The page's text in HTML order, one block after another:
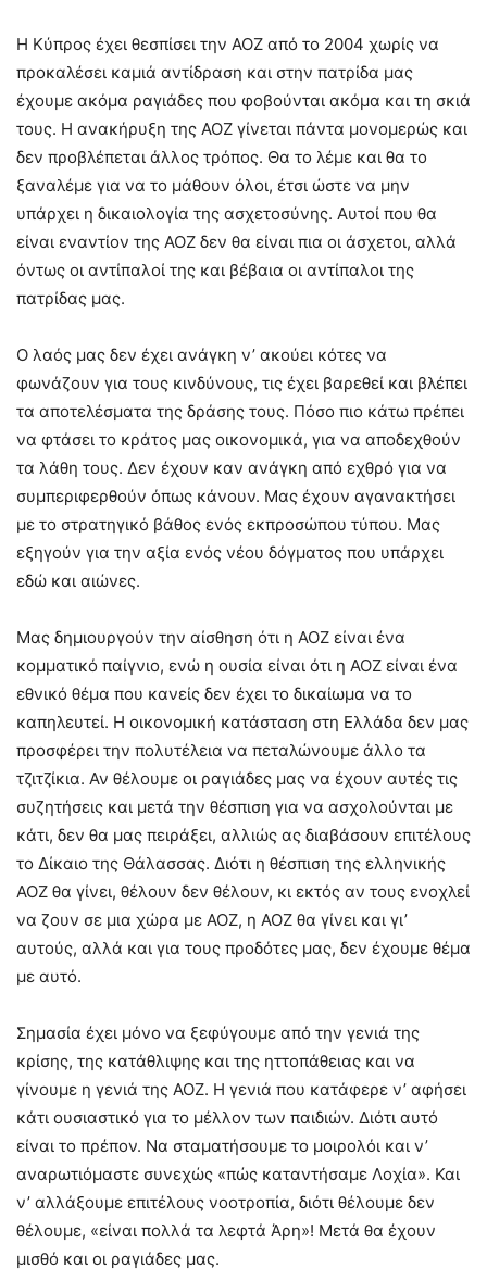
Η Κύπρος έχει θεσπίσει την ΑΟΖ από το 2004 χωρίς να
προκαλέσει καμιά αντίδραση και στην πατρίδα μας
έχουμε ακόμα ραγιάδες που φοβούνται ακόμα και τη σκιά
τους. Η ανακήρυξη της ΑΟΖ γίνεται πάντα μονομερώς και
δεν προβλέπεται άλλος τρόπος. Θα το λέμε και θα το
ξαναλέμε για να το μάθουν όλοι, έτσι ώστε να μην
υπάρχει η δικαιολογία της ασχετοσύνης. Αυτοί που θα
είναι εναντίον της ΑΟΖ δεν θα είναι πια οι άσχετοι, αλλά
όντως οι αντίπαλοί της και βέβαια οι αντίπαλοι της
πατρίδας μας.
Ο λαός μας δεν έχει ανάγκη ν’ ακούει κότες να
φωνάζουν για τους κινδύνους, τις έχει βαρεθεί και βλέπει
τα αποτελέσματα της δράσης τους. Πόσο πιο κάτω πρέπει
να φτάσει το κράτος μας οικονομικά, για να αποδεχθούν
τα λάθη τους. Δεν έχουν καν ανάγκη από εχθρό για να
συμπεριφερθούν όπως κάνουν. Μας έχουν αγανακτήσει
με το στρατηγικό βάθος ενός εκπροσώπου τύπου. Μας
εξηγούν για την αξία ενός νέου δόγματος που υπάρχει
εδώ και αιώνες.
Μας δημιουργούν την αίσθηση ότι η ΑΟΖ είναι ένα
κομματικό παίγνιο, ενώ η ουσία είναι ότι η ΑΟΖ είναι ένα
εθνικό θέμα που κανείς δεν έχει το δικαίωμα να το
καπηλευτεί. Η οικονομική κατάσταση στη Ελλάδα δεν μας
προσφέρει την πολυτέλεια να πεταλώνουμε άλλο τα
τζιτζίκια. Αν θέλουμε οι ραγιάδες μας να έχουν αυτές τις
συζητήσεις και μετά την θέσπιση για να ασχολούνται με
κάτι, δεν θα μας πειράξει, αλλιώς ας διαβάσουν επιτέλους
το Δίκαιο της Θάλασσας. Διότι η θέσπιση της ελληνικής
ΑΟΖ θα γίνει, θέλουν δεν θέλουν, κι εκτός αν τους ενοχλεί
να ζουν σε μια χώρα με ΑΟΖ, η ΑΟΖ θα γίνει και γι’
αυτούς, αλλά και για τους προδότες μας, δεν έχουμε θέμα
με αυτό.
Σημασία έχει μόνο να ξεφύγουμε από την γενιά της
κρίσης, της κατάθλιψης και της ηττοπάθειας και να
γίνουμε η γενιά της ΑΟΖ. Η γενιά που κατάφερε ν’ αφήσει
κάτι ουσιαστικό για το μέλλον των παιδιών. Διότι αυτό
είναι το πρέπον. Να σταματήσουμε το μοιρολόι και ν’
αναρωτιόμαστε συνεχώς «πώς καταντήσαμε Λοχία». Και
ν’ αλλάξουμε επιτέλους νοοτροπία, διότι θέλουμε δεν
θέλουμε, «είναι πολλά τα λεφτά Άρη»! Μετά θα έχουν
μισθό και οι ραγιάδες μας.